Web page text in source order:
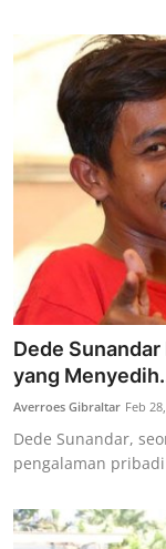
Dede
yang
Averroes Gibraltar Feb
Dede Sunandar,
pengalaman